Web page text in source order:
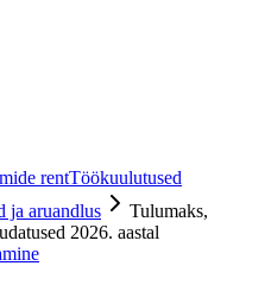
rentTöökuulutused
ja aruandlus
Tulumaks,
2026. aastal